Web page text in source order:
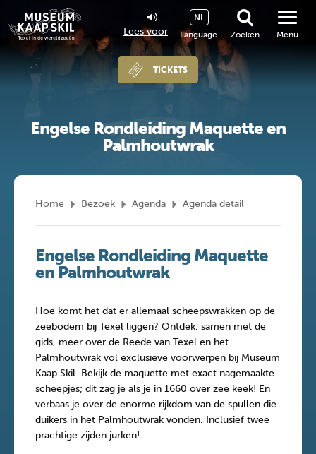
Lees voor Language
NL
Zoeken
TICKETS
Menu
Engelse Rondleiding Maquette en
Palmhoutwrak
Home Bezoek Agenda Agenda detail
Engelse Rondleiding Maquette
en Palmhoutwrak
Hoe komt het dat er allemaal scheepswrakken op de
zeebodem bij Texel liggen? Ontdek, samen met de
gids, meer over de Reede van Texel en het
Palmhoutwrak vol exclusieve voorwerpen bij Museum
Kaap Skil. Bekijk de maquette met exact nagemaakte
scheepjes; dit zag je als je in 1660 over zee keek! En
verbaas je over de enorme rijkdom van de spullen die
duikers in het Palmhoutwrak vonden. Inclusief twee
prachtige zijden jurken!